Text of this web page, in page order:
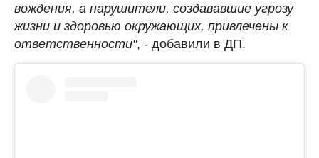
вождения, а нарушители, создававшие угрозу
жизни и здоровью окружающих, привлечены к
ответственности", - добавили в ДП.